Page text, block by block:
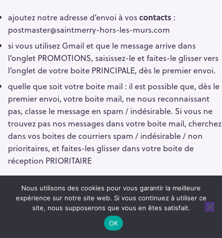
ajoutez notre adresse d’envoi à voscontacts :
postmaster@saintmerry-hors-les-murs.com
si vous utilisez Gmail et que le message arrive dans
l’onglet PROMOTIONS, saisissez-le et faites-le glisser vers
l’onglet de votre boite PRINCIPALE, dès le premier envoi.
quelle que soit votre boite mail : il est possible que, dès le
premier envoi, votre boite mail, ne nous reconnaissant
pas, classe le message en spam / indésirable. Si vous ne
trouvez pas nos messages dans votre boite mail, cherchez
dans vos boites de courriers spam / indésirable / non
prioritaires, et faites-les glisser dans votre boite de
réception PRIORITAIRE
Merci.
CategoriesNon classé
Nous utilisons des cookies pour vous garantir la meilleure
expérience sur notre site web. Si vous continuez à utiliser ce
site, nous supposerons que vous en êtes satisfait.
OK